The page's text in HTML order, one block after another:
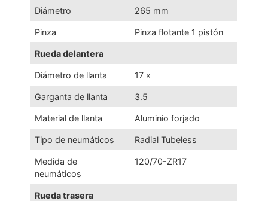
Diámetro 265 mm
Pinza Pinza flotante 1 pistón
Rueda delantera
Diámetro de llanta 17 «
Garganta de llanta 3.5
Material de llanta Aluminio forjado
Tipo de neumáticos Radial Tubeless
Medida de
neumáticos
120/70-ZR17
Rueda trasera